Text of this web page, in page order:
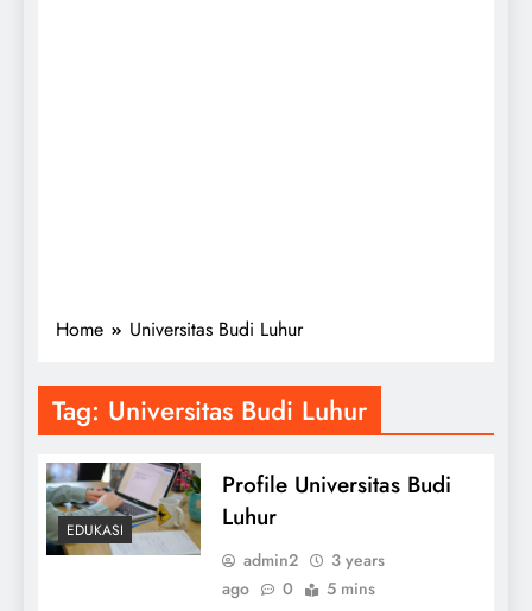
Home Universitas Budi Luhur
Tag: Universitas Budi Luhur
EDUKASI
Profile Universitas Budi
Luhur
admin2
3 years
ago
0 5 mins